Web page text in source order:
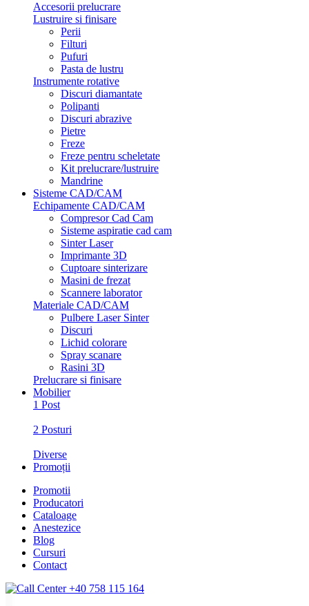
Accesorii prelucrare
Lustruire si finisare
Perii
Filturi
Pufuri
Pasta de lustru
Instrumente rotative
Discuri diamantate
Polipanti
Discuri abrazive
Pietre
Freze
Freze pentru scheletate
Kit prelucrare/lustruire
Mandrine
Sisteme CAD/CAM
Echipamente CAD/CAM
Compresor Cad Cam
Sisteme aspiratie cad cam
Sinter Laser
Imprimante 3D
Cuptoare sinterizare
Masini de frezat
Scannere laborator
Materiale CAD/CAM
Pulbere Laser Sinter
Discuri
Lichid colorare
Spray scanare
Rasini 3D
Prelucrare si finisare
Mobilier
1 Post
2 Posturi
Diverse
Promoții
Promotii
Producatori
Cataloage
Anestezice
Blog
Cursuri
Contact
+40 758 115 164